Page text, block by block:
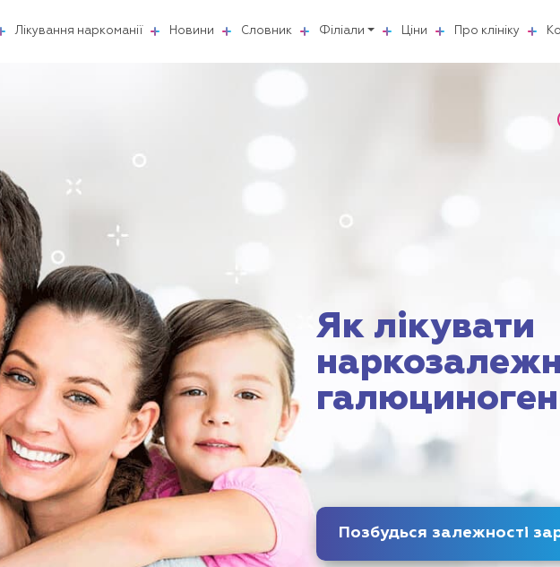
Лікування наркоманії Новини Словник Філіали Ціни Про клініку
Як лікувати
Позбудься залежності